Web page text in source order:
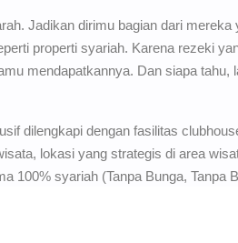
Jadikan dirimu bagian dari mereka
properti syariah. Karena rezeki
mendapatkannya. Dan siapa tahu,
dilengkapi dengan fasilitas
lokasi yang strategis di area
100% syariah (Tanpa Bunga, Tanpa